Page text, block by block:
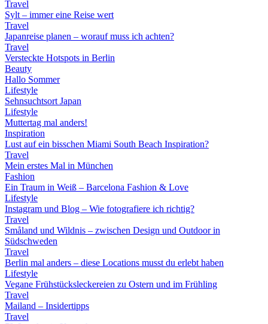
Travel
Sylt – immer eine Reise wert
Travel
Japanreise planen – worauf muss ich achten?
Travel
Versteckte Hotspots in Berlin
Beauty
Hallo Sommer
Lifestyle
Sehnsuchtsort Japan
Lifestyle
Muttertag mal anders!
Inspiration
Lust auf ein bisschen Miami South Beach Inspiration?
Travel
Mein erstes Mal in München
Fashion
Ein Traum in Weiß – Barcelona Fashion & Love
Lifestyle
Instagram und Blog – Wie fotografiere ich richtig?
Travel
Småland und Wildnis – zwischen Design und Outdoor in
Südschweden
Travel
Berlin mal anders – diese Locations musst du erlebt haben
Lifestyle
Vegane Frühstücksleckereien zu Ostern und im Frühling
Travel
Mailand – Insidertipps
Travel